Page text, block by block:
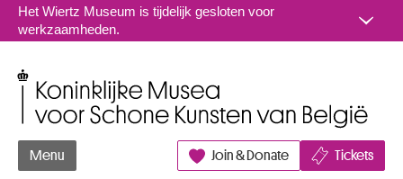
Naar inhoud
Het Wiertz Museum is tijdelijk gesloten voor
werkzaamheden.
Menu Join & Donate Tickets